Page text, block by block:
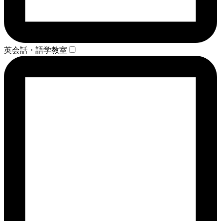
英会話・語学教室